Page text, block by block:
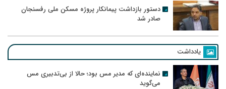
دستور بازداشت پیمانکار پروژه مسکن ملی رفسنجان
صادر شد
یادداشت
نماینده‌ای که مدیر مس بود؛ حالا از بی‌تدبیری مس
می‌گوید